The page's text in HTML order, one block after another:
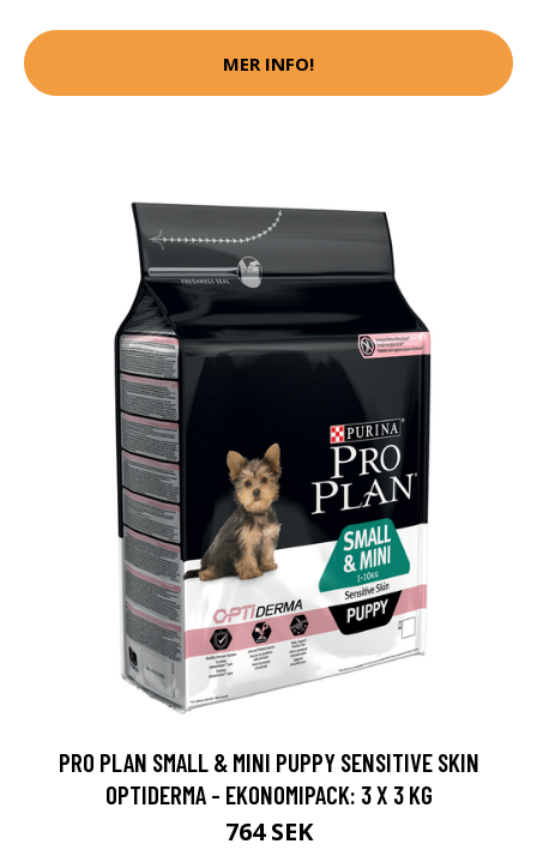
MER INFO!
PRO PLAN SMALL & MINI PUPPY SENSITIVE SKIN
OPTIDERMA - EKONOMIPACK: 3 X 3 KG
764 SEK